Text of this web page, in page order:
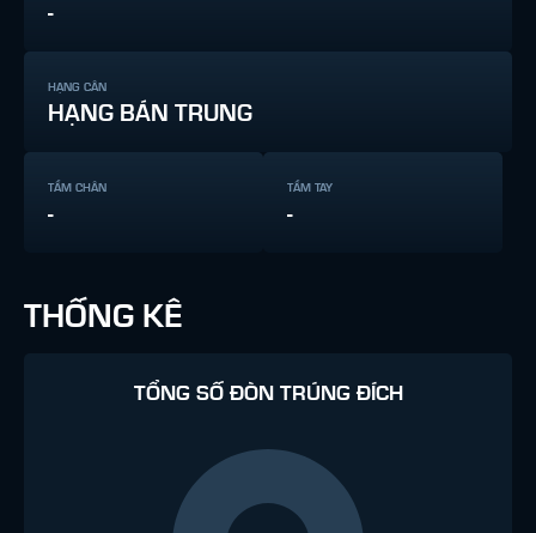
-
HẠNG CÂN
HẠNG BÁN TRUNG
TẦM CHÂN
-
TẦM TAY
-
THỐNG KÊ
TỔNG SỐ ĐÒN TRÚNG ĐÍCH